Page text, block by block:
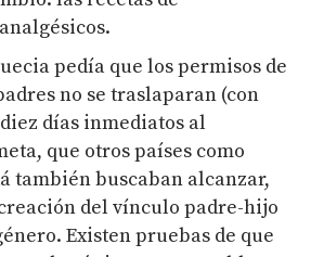
pedía que los permisos de
no se traslaparan (con
días inmediatos al
que otros países como
también buscaban alcanzar,
del vínculo padre-hijo
Existen pruebas de que